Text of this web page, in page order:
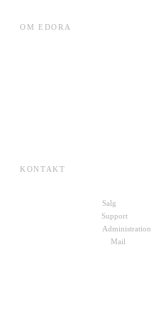
OM EDORA
KONTAKT
Salg
Support
Administration
Mail